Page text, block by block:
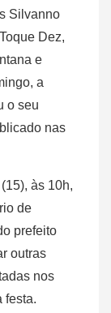
Silvanno
Dez,
e
a
o seu
nas
às 10h,
de
prefeito
outras
nos
festa.